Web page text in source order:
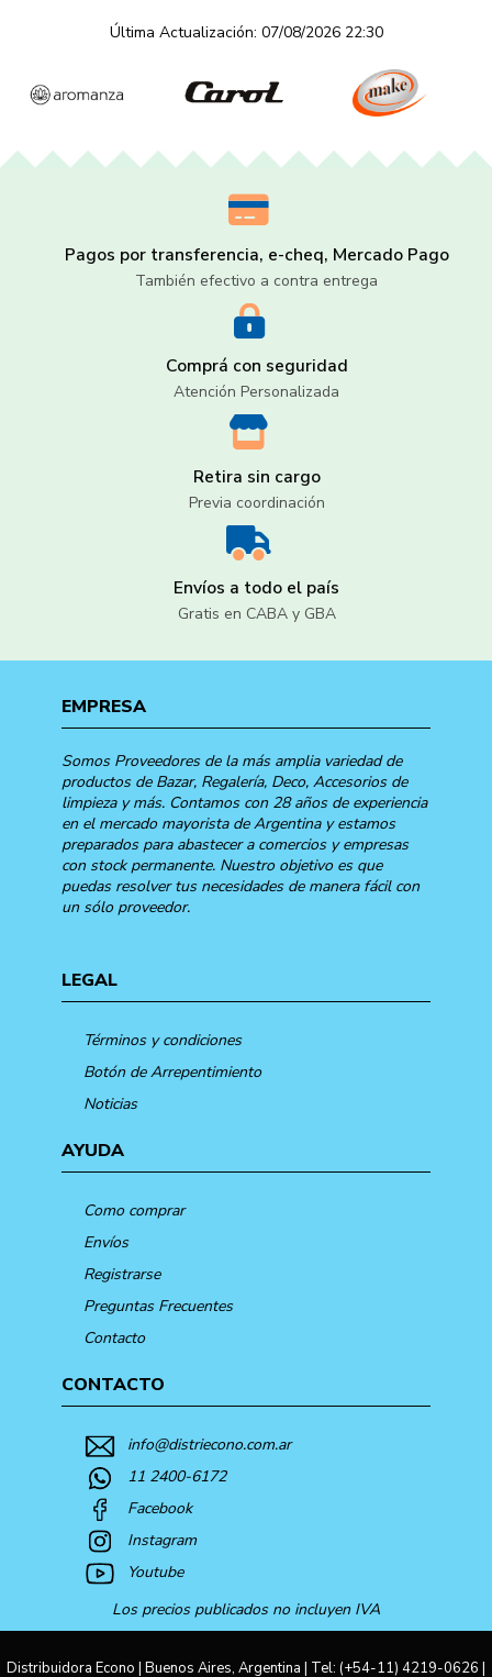
Última Actualización: 07/08/2026 22:30
Pagos por transferencia, e-cheq, Mercado Pago
También efectivo a contra entrega
Comprá con seguridad
Atención Personalizada
Retira sin cargo
Previa coordinación
Envíos a todo el país
Gratis en CABA y GBA
EMPRESA
Somos Proveedores de la más amplia variedad de
productos de Bazar, Regalería, Deco, Accesorios de
limpieza y más. Contamos con 28 años de experiencia
en el mercado mayorista de Argentina y estamos
preparados para abastecer a comercios y empresas
con stock permanente. Nuestro objetivo es que
puedas resolver tus necesidades de manera fácil con
un sólo proveedor.
LEGAL
Términos y condiciones
Botón de Arrepentimiento
Noticias
AYUDA
Como comprar
Envíos
Registrarse
Preguntas Frecuentes
Contacto
CONTACTO
info@distriecono.com.ar
11 2400-6172
Facebook
Instagram
Youtube
Los precios publicados no incluyen IVA
Distribuidora Econo | Buenos Aires, Argentina | Tel: (+54-11) 4219-0626 |